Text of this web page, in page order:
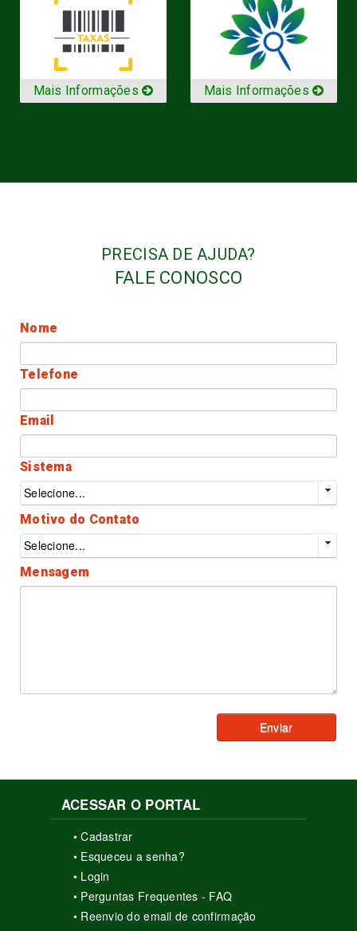
Mais Informações Mais Informações
PRECISA DE AJUDA?
FALE CONOSCO
Nome
Telefone
Email
Sistema
Selecione...
Motivo do Contato
Selecione...
Mensagem
Enviar
ACESSAR O PORTAL
• Cadastrar
• Esqueceu a senha?
• Login
• Perguntas Frequentes - FAQ
• Reenvio do email de confirmação